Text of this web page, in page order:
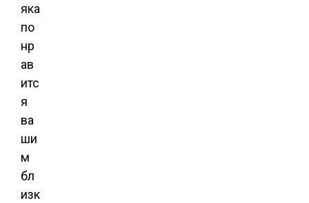
яка
по
нр
ав
итс
я
ва
ши
м
бл
изк